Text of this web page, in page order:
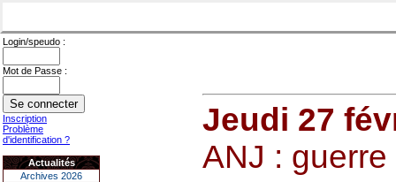
Login/speudo :
Mot de Passe :
Inscription
Problème
d'identification ?
Actualités
Archives 2026
Jeudi 27
ANJ :